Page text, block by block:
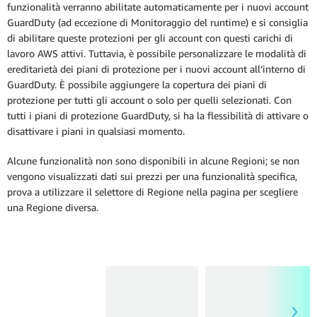
Mostra meno
funzionalità verranno abilitate automaticamente per i nuovi account
GuardDuty (ad eccezione di Monitoraggio del runtime) e si consiglia
di abilitare queste protezioni per gli account con questi carichi di
lavoro AWS attivi. Tuttavia, è possibile personalizzare le modalità di
ereditarietà dei piani di protezione per i nuovi account all’interno di
GuardDuty. È possibile aggiungere la copertura dei piani di
protezione per tutti gli account o solo per quelli selezionati. Con
tutti i piani di protezione GuardDuty, si ha la flessibilità di attivare o
disattivare i piani in qualsiasi momento.
Alcune funzionalità non sono disponibili in alcune Regioni; se non
vengono visualizzati dati sui prezzi per una funzionalità specifica,
prova a utilizzare il selettore di Regione nella pagina per scegliere
una Regione diversa.